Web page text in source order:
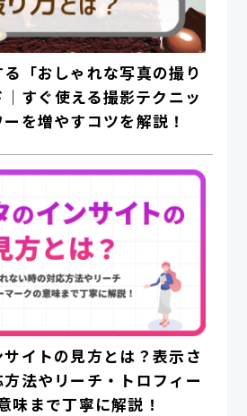
「おしゃれな写真の撮り
すぐ使える撮影テクニッ
を増やすコツを解説！
イトの見方とは？表示さ
法やリーチ・トロフィー
味まで丁寧に解説！